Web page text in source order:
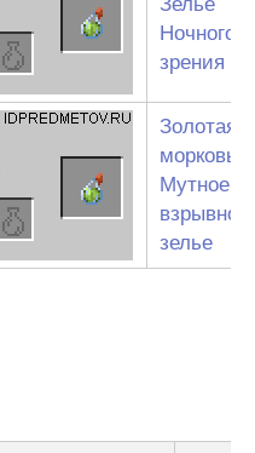
Ночного
зрения
Золотая
морковь
Мутное
взрывное
зелье